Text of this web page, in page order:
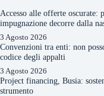
Accesso alle offerte
impugnazione decorre dalla
3 Agosto 2026
Convenzioni tra enti: non
codice degli appalti
3 Agosto 2026
Project financing, Busia:
strumento